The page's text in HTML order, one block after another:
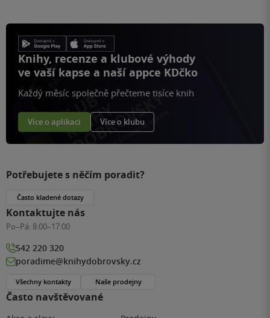
Knihy, recenze a klubové výhody
ve vaší kapse a naší appce KDčko
Každý měsíc společně přečteme tisíce knih
Více o aplikaci Více o klubu
Často navštěvované
Potřebujete s něčím poradit?
Často kladené dotazy
Kontaktujte nás
Po–Pá: 8:00–17:00
542 220 320
poradime@knihydobrovsky.cz
Všechny kontakty Naše prodejny